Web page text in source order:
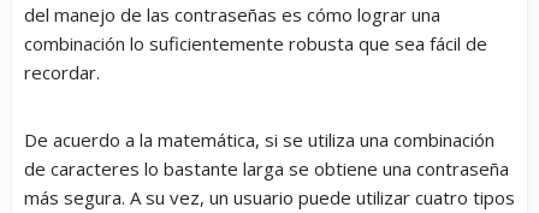
del manejo de las contraseñas es cómo lograr una
combinación lo suficientemente robusta que sea fácil de
recordar.
De acuerdo a la matemática, si se utiliza una combinación
de caracteres lo bastante larga se obtiene una contraseña
más segura. A su vez, un usuario puede utilizar cuatro tipos